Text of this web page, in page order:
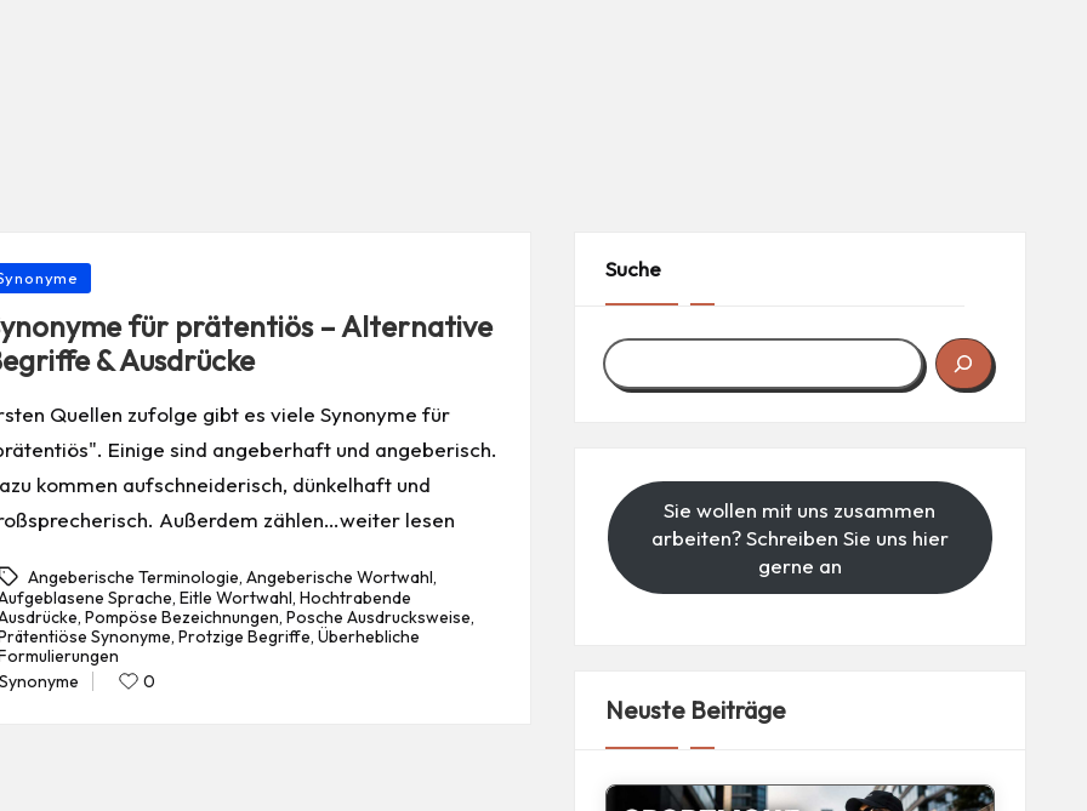
für prätentiös – Alternative
& Ausdrücke
Quellen zufolge gibt es viele Synonyme für
Einige sind angeberhaft und angeberisch.
kommen aufschneiderisch, dünkelhaft und
Außerdem zählen…weiter lesen
Angeberische Terminologie,Angeberische Wortwahl,
Sprache, Eitle Wortwahl, Hochtrabende
, Pompöse Bezeichnungen, Posche Ausdrucksweise,
Synonyme, Protzige Begriffe, Überhebliche
0
Suche
Sie wollen mit uns zusammen
arbeiten? Schreiben Sie uns hier
gerne an
Neuste Beiträge